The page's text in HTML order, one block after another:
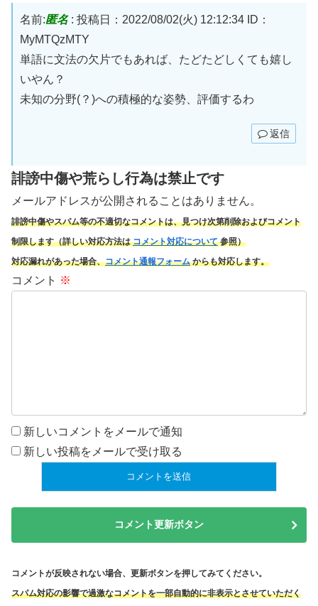
名前:匿名: 投稿日：2022/08/02(火) 12:12:34
ID：
MyMTQzMTY
単語に文法の欠片でもあれば、たどたどしくても嬉し
いやん？
未知の分野(？)への積極的な姿勢、評価するわ
返信
誹謗中傷や荒らし行為は禁止です
メールアドレスが公開されることはありません。
誹謗中傷やスパム等の不適切なコメントは、見つけ次第削除およびコメント
制限します（詳しい対応方法はコメント対応について参照）
対応漏れがあった場合、コメント通報フォームからも対応します。
コメント ※
新しいコメントをメールで通知
新しい投稿をメールで受け取る
コメント更新ボタン
コメントが反映されない場合、更新ボタンを押してみてください。
スパム対応の影響で過激なコメントを一部自動的に非表示とさせていただく